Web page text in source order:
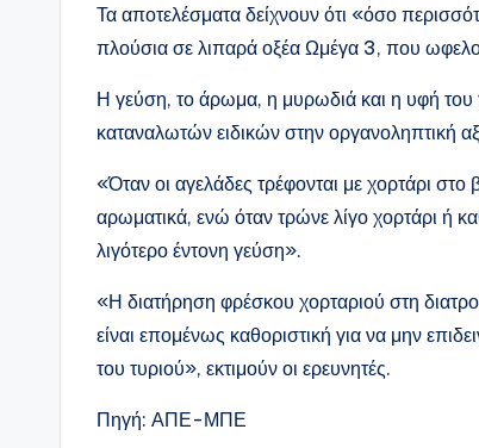
Τα αποτελέσματα δείχνουν ότι «όσο
πλούσια σε λιπαρά οξέα Ωμέγα 3, που
Η γεύση, το άρωμα, η μυρωδιά και η υφή του
καταναλωτών ειδικών στην οργανοληπτική
«Όταν οι αγελάδες τρέφονται με χορτάρι στο
αρωματικά, ενώ όταν τρώνε λίγο χορτάρι ή
λιγότερο έντονη γεύση».
«Η διατήρηση φρέσκου χορταριού στη
είναι επομένως καθοριστική για να μην
του τυριού», εκτιμούν οι ερευνητές.
Πηγή: ΑΠΕ-ΜΠΕ